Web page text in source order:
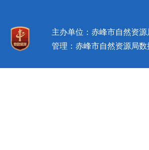
主办单位：赤峰市自然资源
管理：赤峰市自然资源局数